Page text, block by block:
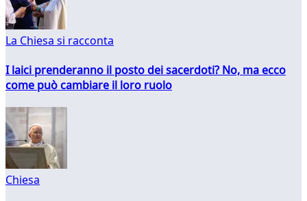
La Chiesa si racconta
I laici prenderanno il posto dei sacerdoti? No, ma ecco
come può cambiare il loro ruolo
Chiesa